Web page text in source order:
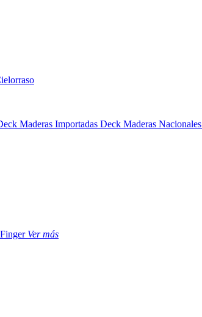
Maderas Importadas Deck Maderas Nacionales
Finger Ver más